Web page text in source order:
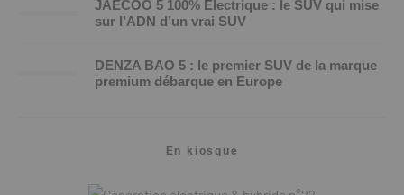
JAECOO 5 100% Électrique : le SUV qui mise
sur l’ADN d’un vrai SUV
DENZA BAO 5 : le premier SUV de la marque
premium débarque en Europe
En kiosque